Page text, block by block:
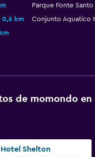
0,6 km
de momondo en
Hotel Shelton